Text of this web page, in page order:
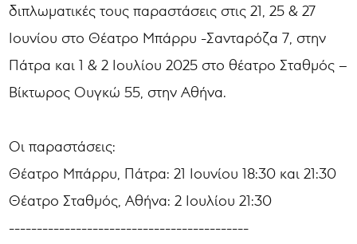
διπλωματικές τους παραστάσεις στις 21, 25 & 27
Ιουνίου στο Θέατρο Μπάρρυ -Σανταρόζα 7, στην
Πάτρα και 1 & 2 Ιουλίου 2025 στο θέατρο Σταθμός –
Βίκτωρος Ουγκώ 55, στην Αθήνα.
Οι παραστάσεις:
Θέατρο Μπάρρυ, Πάτρα: 21 Ιουνίου 18:30 και 21:30
Θέατρο Σταθμός, Αθήνα: 2 Ιουλίου 21:30
-------------------------------------------